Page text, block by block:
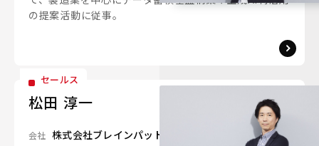
の提案活動に従事。
セールス
松田 淳一
会社 株式会社ブレインパッド